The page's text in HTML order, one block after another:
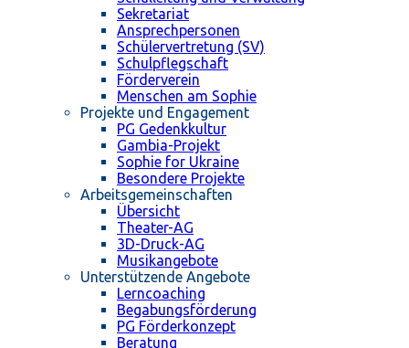
Sekretariat
Ansprechpersonen
Schülervertretung (SV)
Schulpflegschaft
Förderverein
Menschen am Sophie
Projekte und Engagement
PG Gedenkkultur
Gambia-Projekt
Sophie for Ukraine
Besondere Projekte
Arbeitsgemeinschaften
Übersicht
Theater-AG
3D-Druck-AG
Musikangebote
Unterstützende Angebote
Lerncoaching
Begabungsförderung
PG Förderkonzept
Beratung